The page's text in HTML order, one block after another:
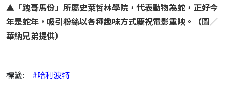
▲「跩哥馬份」所屬史萊哲林學院，代表動物為蛇，正好今
年是蛇年，吸引粉絲以各種趣味方式慶祝電影重映。（圖／
華納兄弟提供）
標籤: #哈利波特